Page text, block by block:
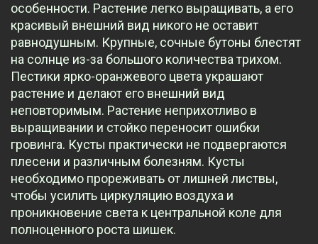
особенности. Растение легко выращивать, а его
красивый внешний вид никого не оставит
равнодушным. Крупные, сочные бутоны блестят
на солнце из-за большого количества трихом.
Пестики ярко-оранжевого цвета украшают
растение и делают его внешний вид
неповторимым. Растение неприхотливо в
выращивании и стойко переносит ошибки
гровинга. Кусты практически не подвергаются
плесени и различным болезням. Кусты
необходимо прореживать от лишней листвы,
чтобы усилить циркуляцию воздуха и
проникновение света к центральной коле для
полноценного роста шишек.